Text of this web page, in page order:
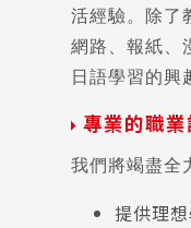
活經驗。除了
網路、報紙、
日語學習的興
專業的職
我們將竭盡全
提供理